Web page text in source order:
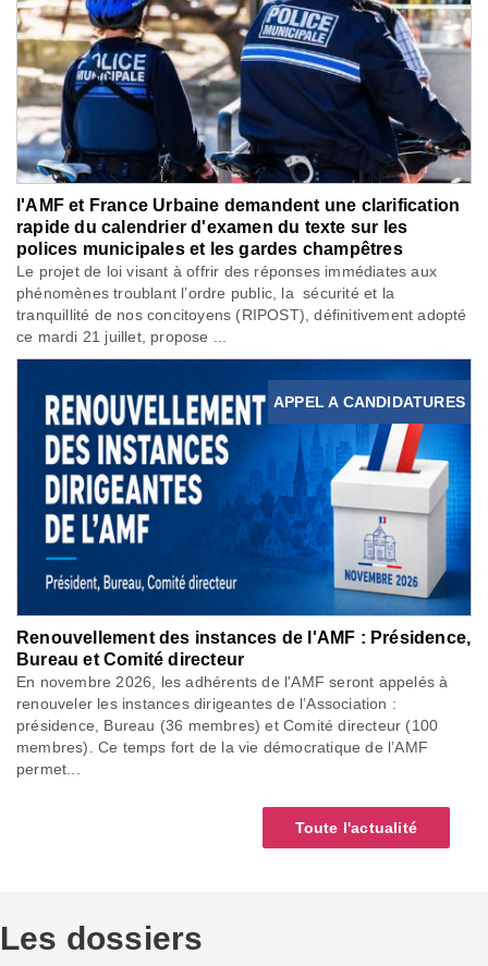
l'AMF et France Urbaine demandent une clarification
rapide du calendrier d'examen du texte sur les
polices municipales et les gardes champêtres
Le projet de loi visant à offrir des réponses immédiates aux
phénomènes troublant l’ordre public, la sécurité et la
tranquillité de nos concitoyens (RIPOST), définitivement adopté
ce mardi 21 juillet, propose ...
APPEL A CANDIDATURES
Renouvellement des instances de l'AMF : Présidence,
Bureau et Comité directeur
En novembre 2026, les adhérents de l'AMF seront appelés à
renouveler les instances dirigeantes de l’Association :
présidence, Bureau (36 membres) et Comité directeur (100
membres). Ce temps fort de la vie démocratique de l’AMF
permet...
Toute l'actualité
Les dossiers